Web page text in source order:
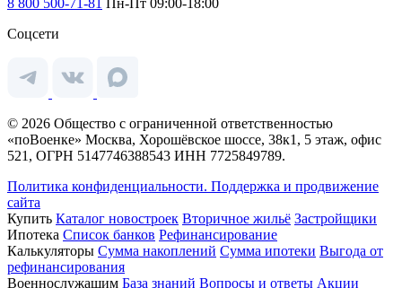
Соцсети
© 2026 Общество с ограниченной ответственностью
«поВоенке» Москва, Хорошёвское шоссе, 38к1, 5 этаж, офис
521, ОГРН 5147746388543 ИНН 7725849789.
Политика конфиденциальности. Поддержка и продвижение
сайта
Купить Каталог новостроек Вторичное жильё Застройщики
Ипотека Список банков Рефинансирование
Калькуляторы Сумма накоплений Сумма ипотеки Выгода от
рефинансирования
Военнослужащим База знаний Вопросы и ответы Акции